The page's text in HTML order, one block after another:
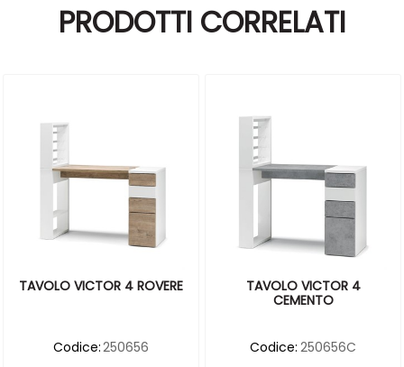
PRODOTTI CORRELATI
TAVOLO VICTOR 4 ROVERE
Codice:250656
TAVOLO VICTOR 4
CEMENTO
Codice: 250656C